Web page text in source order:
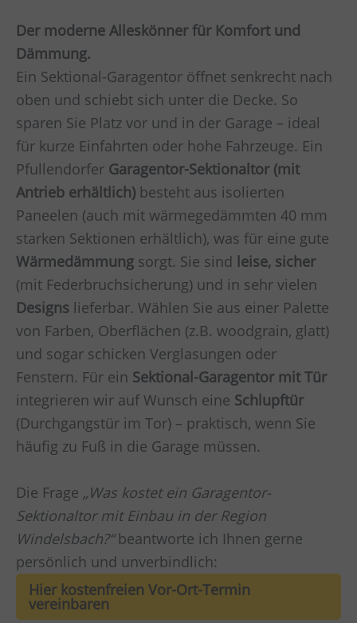
Der moderne Alleskönner für Komfort und
Dämmung.
Ein Sektional-Garagentor öffnet senkrecht nach
oben und schiebt sich unter die Decke. So
sparen Sie Platz vor und in der Garage – ideal
für kurze Einfahrten oder hohe Fahrzeuge. Ein
Pfullendorfer Garagentor-Sektionaltor (mit
Antrieb erhältlich) besteht aus isolierten
Paneelen (auch mit wärmegedämmten 40 mm
starken Sektionen erhältlich), was für eine gute
Wärmedämmung sorgt. Sie sind leise, sicher
(mit Federbruchsicherung) und in sehr vielen
Designs lieferbar. Wählen Sie aus einer Palette
von Farben, Oberflächen (z.B. woodgrain, glatt)
und sogar schicken Verglasungen oder
Fenstern. Für ein Sektional-Garagentor mit Tür
integrieren wir auf Wunsch eine Schlupftür
(Durchgangstür im Tor) – praktisch, wenn Sie
häufig zu Fuß in die Garage müssen.
Die Frage „Was kostet ein Garagentor-
Sektionaltor mit Einbau in der Region
Windelsbach?“beantworte ich Ihnen gerne
persönlich und unverbindlich:
Hier kostenfreien Vor-Ort-Termin
vereinbaren